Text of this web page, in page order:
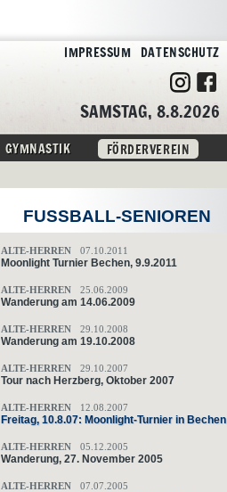
DATENSCHUTZ
IMPRESSUM
SAMSTAG, 8.8.2026
GYMNASTIK
FÖRDERVEREIN
FUSSBALL-SENIOREN
ALTE-HERREN 07.10.2011
Moonlight Turnier Bechen, 9.9.2011
ALTE-HERREN 25.06.2009
Wanderung am 14.06.2009
ALTE-HERREN 29.10.2008
Wanderung am 19.10.2008
ALTE-HERREN 29.10.2007
Tour nach Herzberg, Oktober 2007
ALTE-HERREN 12.08.2007
Freitag, 10.8.07: Moonlight-Turnier in Bechen
ALTE-HERREN 05.12.2005
Wanderung, 27. November 2005
ALTE-HERREN 07.07.2005